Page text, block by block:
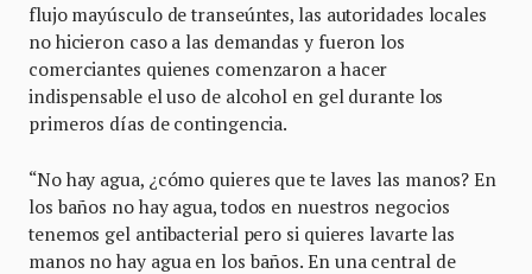
flujo mayúsculo de transeúntes, las autoridades locales
no hicieron caso a las demandas y fueron los
comerciantes quienes comenzaron a hacer
indispensable el uso de alcohol en gel durante los
primeros días de contingencia.
“No hay agua, ¿cómo quieres que te laves las manos? En
los baños no hay agua, todos en nuestros negocios
tenemos gel antibacterial pero si quieres lavarte las
manos no hay agua en los baños. En una central de